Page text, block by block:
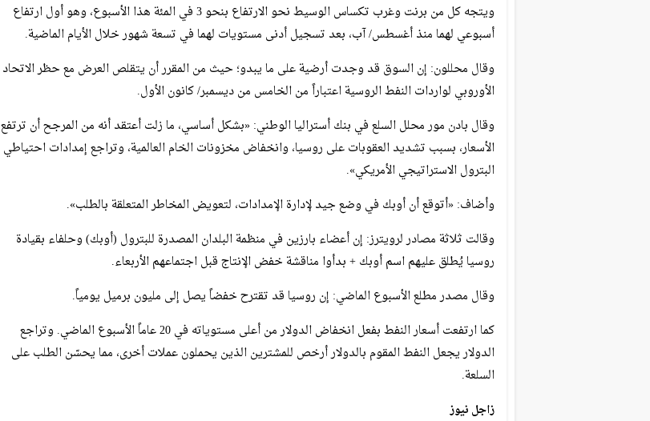
ويتجه كل من برنت وغرب تكساس الوسيط نحو الارتفاع بنحو 3 في المئة هذا الأسبوع، وهو أول ارتفاع
أسبوعي لهما منذ أغسطس/ آب، بعد تسجيل أدنى مستويات لهما في تسعة شهور خلال الأيام الماضية.
وقال محللون: إن السوق قد وجدت أرضية على ما يبدو؛ حيث من المقرر أن يتقلص العرض مع حظر الاتحاد
الأوروبي لواردات النفط الروسية اعتباراً من الخامس من ديسمبر/ كانون الأول.
وقال بادن مور محلل السلع في بنك أستراليا الوطني: «بشكل أساسي، ما زلت أعتقد أنه من المرجح أن ترتفع
الأسعار، بسبب تشديد العقوبات على روسيا، وانخفاض مخزونات الخام العالمية، وتراجع إمدادات احتياطي
البترول الاستراتيجي الأمريكي».
وأضاف: «أتوقع أن أوبك في وضع جيد لإدارة الإمدادات، لتعويض المخاطر المتعلقة بالطلب».
وقالت ثلاثة مصادر لرويترز: إن أعضاء بارزين في منظمة البلدان المصدرة للبترول (أوبك) وحلفاء بقيادة
روسيا يُطلق عليهم اسم أوبك + بدأوا مناقشة خفض الإنتاج قبل اجتماعهم الأربعاء.
وقال مصدر مطلع الأسبوع الماضي: إن روسيا قد تقترح خفضاً يصل إلى مليون برميل يومياً.
كما ارتفعت أسعار النفط بفعل انخفاض الدولار من أعلى مستوياته في 20 عاماً الأسبوع الماضي. وتراجع
الدولار يجعل النفط المقوم بالدولار أرخص للمشترين الذين يحملون عملات أخرى، مما يحسّن الطلب على
السلعة.
زاجل نيوز